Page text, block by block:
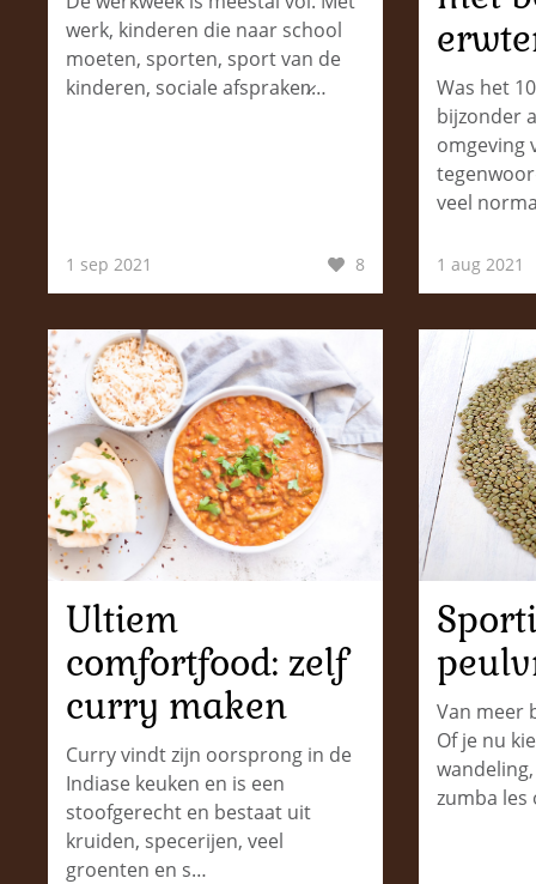
werk, kinderen die naar school
moeten, sporten, sport van de
kinderen, sociale afspraken̷…
1 sep 2021 8
Was het
bijzonder
omgeving
veel
1 aug 2021
Ultiem
comfortfood: zelf
curry maken
Curry vindt zijn oorsprong in de
Indiase keuken en is een
stoofgerecht en bestaat uit
kruiden, specerijen, veel
groenten en s…
Van meer
Of je nu
zumba